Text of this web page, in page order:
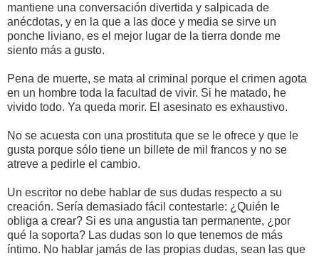
mantiene una conversación divertida y salpicada de
anécdotas, y en la que a las doce y media se sirve un
ponche liviano, es el mejor lugar de la tierra donde me
siento más a gusto.
Pena de muerte, se mata al criminal porque el crimen agota
en un hombre toda la facultad de vivir. Si he matado, he
vivido todo. Ya queda morir. El asesinato es exhaustivo.
No se acuesta con una prostituta que se le ofrece y que le
gusta porque sólo tiene un billete de mil francos y no se
atreve a pedirle el cambio.
Un escritor no debe hablar de sus dudas respecto a su
creación. Sería demasiado fácil contestarle: ¿Quién le
obliga a crear? Si es una angustia tan permanente, ¿por
qué la soporta? Las dudas son lo que tenemos de más
íntimo. No hablar jamás de las propias dudas, sean las que